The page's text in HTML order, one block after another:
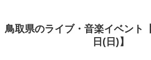
鳥取県のライブ・音楽イベント
日(日)】